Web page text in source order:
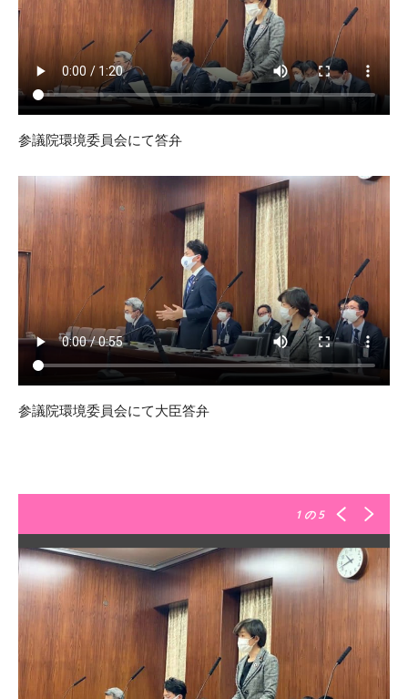
参議院環境委員会にて答弁
参議院環境委員会にて大臣答弁
1 の 5